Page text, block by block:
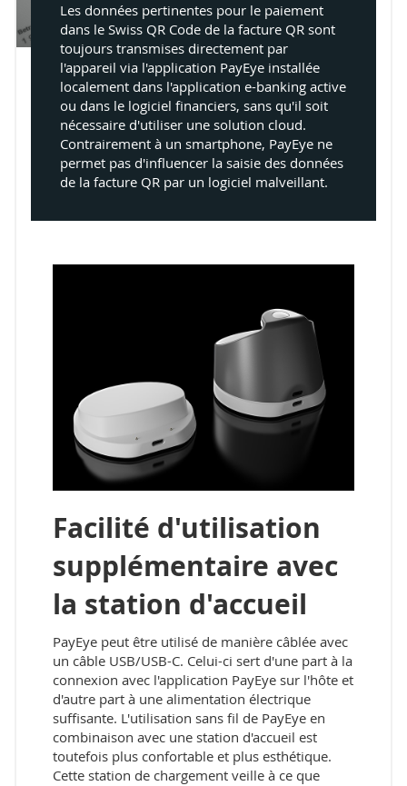
Les données pertinentes pour le paiement
dans le Swiss QR Code de la facture QR sont
toujours transmises directement par
l'appareil via l'application PayEye installée
localement dans l'application e-banking active
ou dans le logiciel financiers, sans qu'il soit
nécessaire d'utiliser une solution cloud.
Contrairement à un smartphone, PayEye ne
permet pas d'influencer la saisie des données
de la facture QR par un logiciel malveillant.
Facilité d'utilisation
supplémentaire avec
la station d'accueil
PayEye peut être utilisé de manière câblée avec
un câble USB/USB-C. Celui-ci sert d'une part à la
connexion avec l'application PayEye sur l'hôte et
d'autre part à une alimentation électrique
suffisante. L'utilisation sans fil de PayEye en
combinaison avec une station d'accueil est
toutefois plus confortable et plus esthétique.
Cette station de chargement veille à ce que